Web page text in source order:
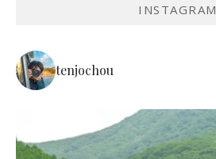
INSTAGRAM
tenjochou